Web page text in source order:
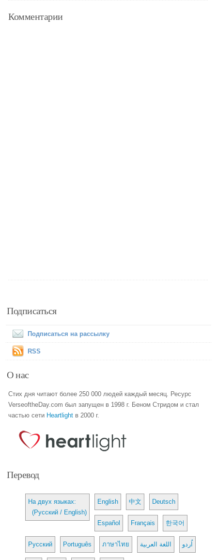
Комментарии
Подписаться
Подписаться на рассылку
RSS
О нас
Стих дня читают более 250 000 людей каждый месяц. Ресурс
VerseoftheDay.com был запущен в 1998 г. Беном Стридом и стал
частью сети Heartlight в 2000 г.
Перевод
На двух языках:
(Русский / English)
English 中文 Deutsch
Español Français 한국어
Русский Português ภาษาไทย اللغة العربية اُردو